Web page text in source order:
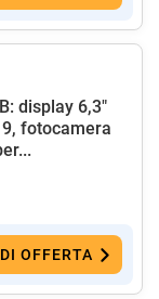
display 6,3"
fotocamera
OFFERTA